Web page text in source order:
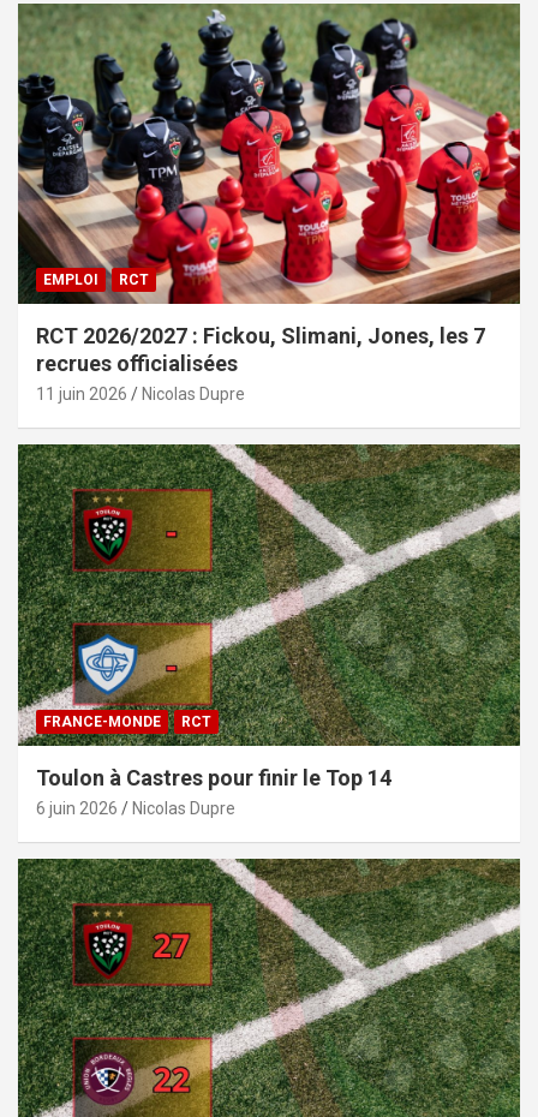
EMPLOI RCT
RCT 2026/2027 : Fickou, Slimani, Jones, les 7
recrues officialisées
11 juin 2026 Nicolas Dupre
FRANCE-MONDE RCT
Toulon à Castres pour finir le Top 14
6 juin 2026 Nicolas Dupre